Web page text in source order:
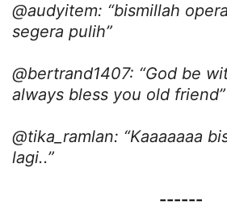
@audyitem: “bismillah
segera pulih”
@bertrand1407: “God be
always bless you old friend”
@tika_ramlan: “Kaaaaaaa
lagi..”
------